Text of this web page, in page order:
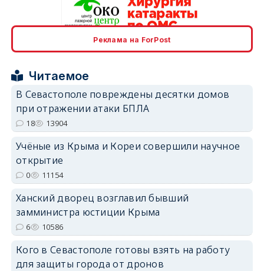
erid: 2SDnjcrDNw6
erid: 2SDnjdPjgYS
Реклама на ForPost
Читаемое
В Севастополе повреждены десятки домов
при отражении атаки БПЛА
18 13904
Учёные из Крыма и Кореи совершили научное
открытие
0 11154
Ханский дворец возглавил бывший
замминистра юстиции Крыма
6 10586
Кого в Севастополе готовы взять на работу
для защиты города от дронов